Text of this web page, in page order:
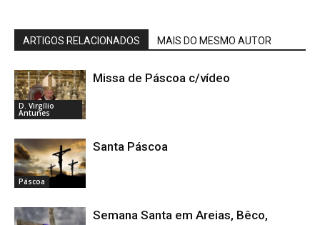
ARTIGOS RELACIONADOS MAIS DO MESMO AUTOR
D. Virgílio
Antunes
Missa de Páscoa c/vídeo
Páscoa
Santa Páscoa
Semana Santa em Areias, Bêco,